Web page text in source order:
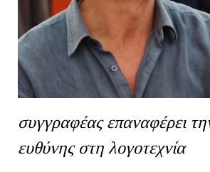
συγγραφέας επαναφέρει
ευθύνης στη λογοτεχνία